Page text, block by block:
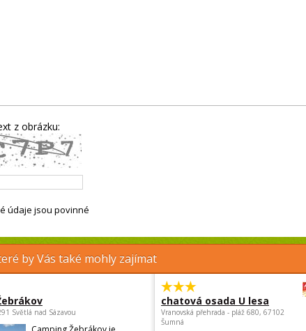
z obrázku:
údaje jsou povinné
by Vás také mohly zajímat
Světlá nad Sázavou
chatová osada U lesa
Vranovská přehrada - pláž 680, 67102
Šumná